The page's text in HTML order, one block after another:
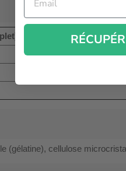
(gélatine), cellulose